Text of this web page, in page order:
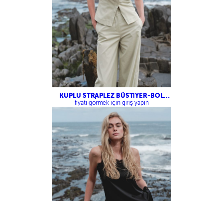
KUPLU STRAPLEZ BÜSTİYER-BOL
KESİM PANTOLON
fiyatı görmek için giriş yapın